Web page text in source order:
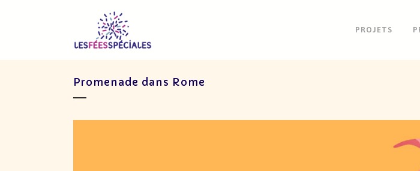
PROJETS
Promenade dans Rome